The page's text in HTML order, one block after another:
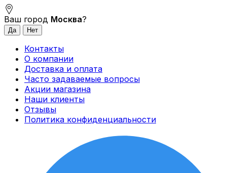
Ваш город Москва?
Контакты
О компании
Доставка и оплата
Часто задаваемые вопросы
Акции магазина
Наши клиенты
Отзывы
Политика конфиденциальности